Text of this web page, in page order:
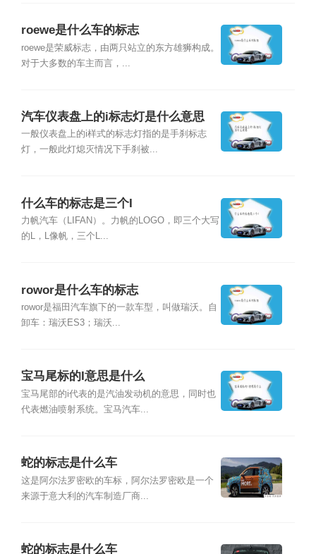
roewe是什么车的标志
roewe是荣威标志，由两只站立的东方雄狮构成。
对于大多数的车主而言，...
汽车仪表盘上的i标志灯是什么意思
一般仪表盘上的i样式的标志灯指的是手刹标志
灯，一般此灯熄灭情况下手刹被...
什么车的标志是三个I
力帆汽车（LIFAN）。力帆的LOGO，即三个大写
的L，L像帆，三个L...
rowor是什么车的标志
rowor是福田汽车旗下的一款车型，叫做瑞沃。自
卸车：瑞沃ES3；瑞沃...
宝马尾标的I意思是什么
宝马尾部的i代表的是汽油发动机的意思，同时也
代表燃油喷射系统。宝马汽车...
蛇的标志是什么车
这是阿尔法罗密欧的车标，阿尔法罗密欧是一个
来源于意大利的汽车制造厂商...
蛇的标志是什么车